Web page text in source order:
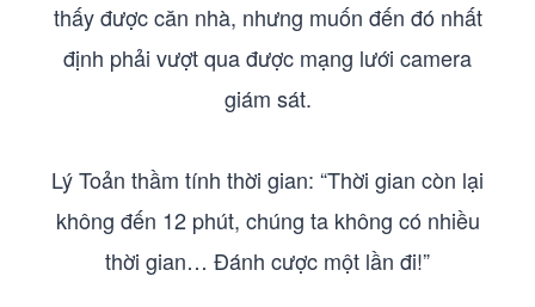
thấy được căn nhà, nhưng muốn đến đó nhất
định phải vượt qua được mạng lưới camera
giám sát.
Lý Toản thầm tính thời gian: “Thời gian còn lại
không đến 12 phút, chúng ta không có nhiều
thời gian… Đánh cược một lần đi!”